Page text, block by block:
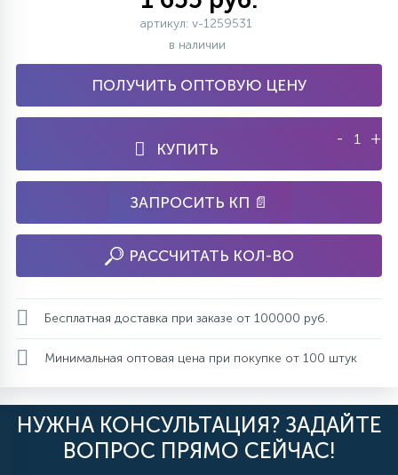
артикул: v-1259531
в наличии
ПОЛУЧИТЬ ОПТОВУЮ ЦЕНУ
КУПИТЬ
- +
ЗАПРОСИТЬ КП 📄
РАССЧИТАТЬ КОЛ-ВО
Бесплатная доставка при заказе от 100000 руб.
Минимальная оптовая цена при покупке от 100 штук
НУЖНА КОНСУЛЬТАЦИЯ? ЗАДАЙТЕ
ВОПРОС ПРЯМО СЕЙЧАС!